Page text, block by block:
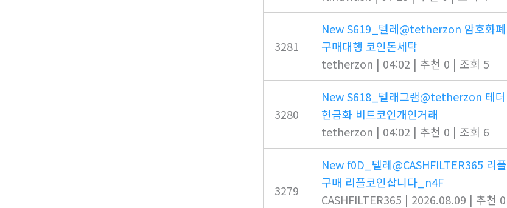
3281
NewS619_텔레@tetherzon 암호화폐
구매대행 코인돈세탁
tetherzon | 04:02 | 추천 0 | 조회 5
3280
NewS618_텔래그램@tetherzon 테더
현금화 비트코인개인거래
tetherzon | 04:02 | 추천 0 | 조회 6
3279
Newf0D_텔레@CASHFILTER365 리플
구매 리플코인삽니다_n4F
CASHFILTER365 | 2026.08.09 | 추천 0